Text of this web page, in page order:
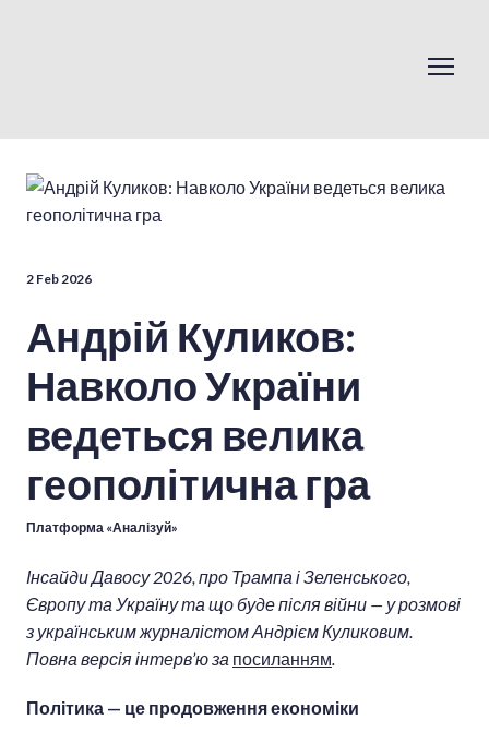
2 Feb 2026
Андрій Куликов:
Навколо України
ведеться велика
геополітична гра
Платформа «Аналізуй»
Інсайди Давосу 2026, про Трампа і Зеленського,
Європу та Україну та що буде після війни — у розмові
з українським журналістом Андрієм Куликовим.
Повна версія інтерв’ю за посиланням.
Політика — це продовження економіки